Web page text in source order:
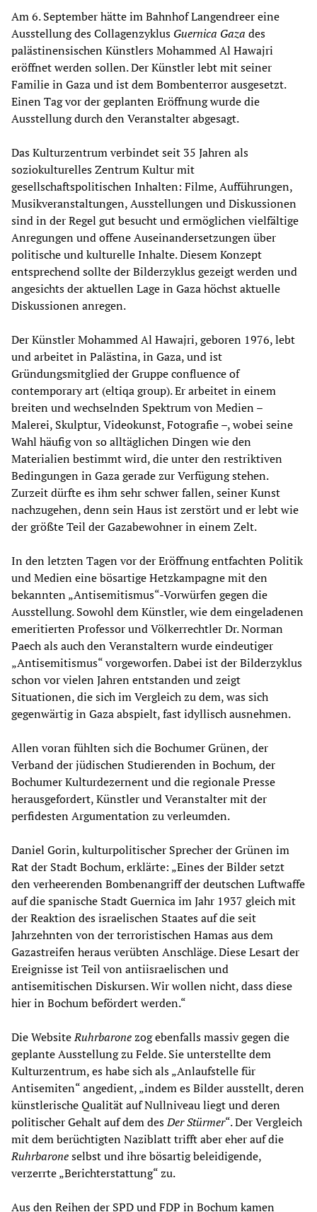
Am 6. September hätte im Bahnhof Langendreer eine
Ausstellung des Collagenzyklus Guernica Gaza des
palästinensischen Künstlers Mohammed Al Hawajri
eröffnet werden sollen. Der Künstler lebt mit seiner
Familie in Gaza und ist dem Bombenterror ausgesetzt.
Einen Tag vor der geplanten Eröffnung wurde die
Ausstellung durch den Veranstalter abgesagt.
Das Kulturzentrum verbindet seit 35 Jahren als
soziokulturelles Zentrum Kultur mit
gesellschaftspolitischen Inhalten: Filme, Aufführungen,
Musikveranstaltungen, Ausstellungen und Diskussionen
sind in der Regel gut besucht und ermöglichen vielfältige
Anregungen und offene Auseinandersetzungen über
politische und kulturelle Inhalte. Diesem Konzept
entsprechend sollte der Bilderzyklus gezeigt werden und
angesichts der aktuellen Lage in Gaza höchst aktuelle
Diskussionen anregen.
Der Künstler Mohammed Al Hawajri, geboren 1976, lebt
und arbeitet in Palästina, in Gaza, und ist
Gründungsmitglied der Gruppe confluence of
contemporary art (eltiqa group). Er arbeitet in einem
breiten und wechselnden Spektrum von Medien –
Malerei, Skulptur, Videokunst, Fotografie –, wobei seine
Wahl häufig von so alltäglichen Dingen wie den
Materialien bestimmt wird, die unter den restriktiven
Bedingungen in Gaza gerade zur Verfügung stehen.
Zurzeit dürfte es ihm sehr schwer fallen, seiner Kunst
nachzugehen, denn sein Haus ist zerstört und er lebt wie
der größte Teil der Gazabewohner in einem Zelt.
In den letzten Tagen vor der Eröffnung entfachten Politik
und Medien eine bösartige Hetzkampagne mit den
bekannten „Antisemitismus“-Vorwürfen gegen die
Ausstellung. Sowohl dem Künstler, wie dem eingeladenen
emeritierten Professor und Völkerrechtler Dr. Norman
Paech als auch den Veranstaltern wurde eindeutiger
„Antisemitismus“ vorgeworfen. Dabei ist der Bilderzyklus
schon vor vielen Jahren entstanden und zeigt
Situationen, die sich im Vergleich zu dem, was sich
gegenwärtig in Gaza abspielt, fast idyllisch ausnehmen.
Allen voran fühlten sich die Bochumer Grünen, der
Verband der jüdischen Studierenden in Bochum, der
Bochumer Kulturdezernent und die regionale Presse
herausgefordert, Künstler und Veranstalter mit der
perfidesten Argumentation zu verleumden.
Daniel Gorin, kulturpolitischer Sprecher der Grünen im
Rat der Stadt Bochum, erklärte: „Eines der Bilder setzt
den verheerenden Bombenangriff der deutschen Luftwaffe
auf die spanische Stadt Guernica im Jahr 1937 gleich mit
der Reaktion des israelischen Staates auf die seit
Jahrzehnten von der terroristischen Hamas aus dem
Gazastreifen heraus verübten Anschläge. Diese Lesart der
Ereignisse ist Teil von antiisraelischen und
antisemitischen Diskursen. Wir wollen nicht, dass diese
hier in Bochum befördert werden.“
Die WebsiteRuhrbaronezog ebenfalls massiv gegen die
geplante Ausstellung zu Felde. Sie unterstellte dem
Kulturzentrum, es habe sich als „Anlaufstelle für
Antisemiten“ angedient, „indem es Bilder ausstellt, deren
künstlerische Qualität auf Nullniveau liegt und deren
politischer Gehalt auf dem desDer Stürmer“. Der Vergleich
mit dem berüchtigten Naziblatt trifft aber eher auf die
Ruhrbaroneselbst und ihre bösartig beleidigende,
verzerrte „Berichterstattung“ zu.
Aus den Reihen der SPD und FDP in Bochum kamen